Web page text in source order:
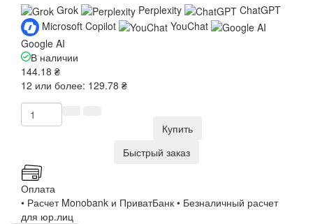
Grok Perplexity
ChatGPT
Microsoft Copilot
YouChat
Google AI
В наличии
144.18 ₴
12 или более: 129.78 ₴
Купить
Быстрый заказ
Оплата
• Расчет Monobank и ПриватБанк • Безналичный расчет
для юр.лиц